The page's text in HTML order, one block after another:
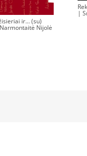
ir… (su)
Nijolė
|